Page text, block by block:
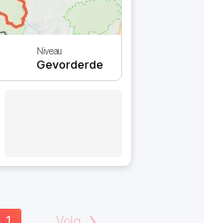
Niveau
Gevorderde